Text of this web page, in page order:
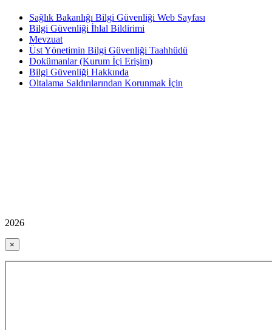
Sağlık Bakanlığı Bilgi Güvenliği Web Sayfası
Bilgi Güvenliği İhlal Bildirimi
Mevzuat
Üst Yönetimin Bilgi Güvenliği Taahhüdü
Dokümanlar (Kurum İçi Erişim)
Bilgi Güvenliği Hakkında
Oltalama Saldırılarından Korunmak İçin
2026
×